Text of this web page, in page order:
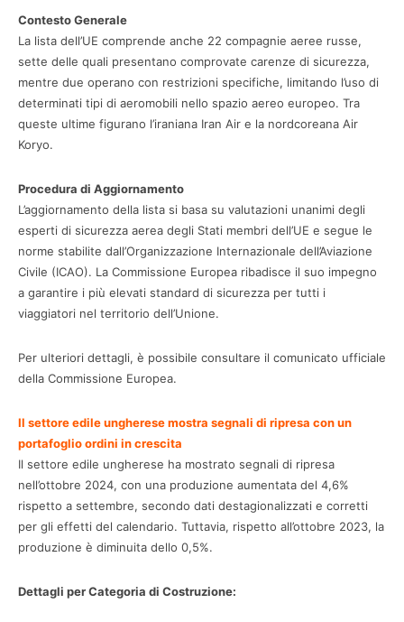
Contesto Generale
La lista dell’UE comprende anche 22 compagnie aeree russe,
sette delle quali presentano comprovate carenze di sicurezza,
mentre due operano con restrizioni specifiche, limitando l’uso di
determinati tipi di aeromobili nello spazio aereo europeo. Tra
queste ultime figurano l’iraniana Iran Air e la nordcoreana Air
Koryo.
Procedura di Aggiornamento
L’aggiornamento della lista si basa su valutazioni unanimi degli
esperti di sicurezza aerea degli Stati membri dell’UE e segue le
norme stabilite dall’Organizzazione Internazionale dell’Aviazione
Civile (ICAO). La Commissione Europea ribadisce il suo impegno
a garantire i più elevati standard di sicurezza per tutti i
viaggiatori nel territorio dell’Unione.
Per ulteriori dettagli, è possibile consultare il comunicato ufficiale
della Commissione Europea.
Il settore edile ungherese mostra segnali di ripresa con un
portafoglio ordini in crescita
Il settore edile ungherese ha mostrato segnali di ripresa
nell’ottobre 2024, con una produzione aumentata del 4,6%
rispetto a settembre, secondo dati destagionalizzati e corretti
per gli effetti del calendario. Tuttavia, rispetto all’ottobre 2023, la
produzione è diminuita dello 0,5%.
Dettagli per Categoria di Costruzione: